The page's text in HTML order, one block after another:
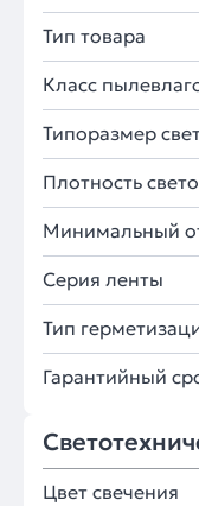
Тип товара
Класс
Типоразмер
Плотность
Минимальный
Серия ленты
Тип
Гарантийный
Цвет свечения